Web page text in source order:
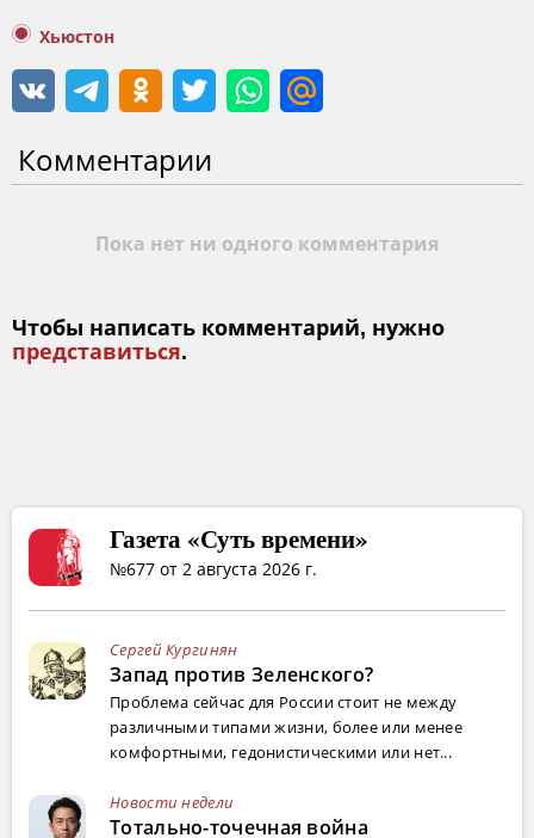
Хьюстон
Комментарии
Пока нет ни одного комментария
Чтобы написать комментарий, нужно
представиться.
Газета «Суть времени»
№677 от 2 августа 2026 г.
Сергей Кургинян
Запад против Зеленского?
Проблема сейчас для России стоит не между
различными типами жизни, более или менее
комфортными, гедонистическими или нет...
Новости недели
Тотально-точечная война